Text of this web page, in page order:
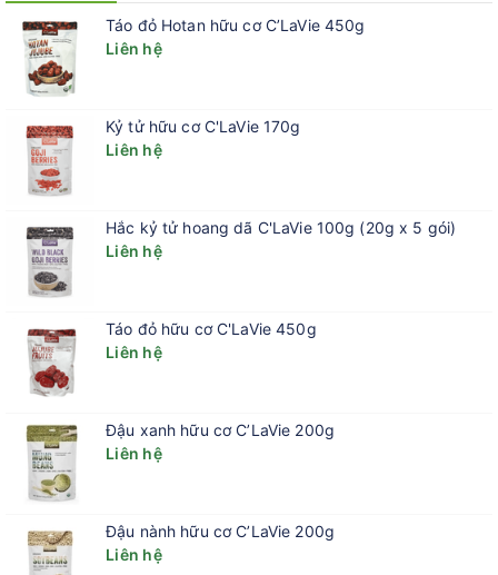
Táo đỏ Hotan hữu cơ C’LaVie 450g
Liên hệ
Kỷ tử hữu cơ C'LaVie 170g
Liên hệ
Hắc kỷ tử hoang dã C'LaVie 100g (20g x 5 gói)
Liên hệ
Táo đỏ hữu cơ C'LaVie 450g
Liên hệ
Đậu xanh hữu cơ C’LaVie 200g
Liên hệ
Đậu nành hữu cơ C’LaVie 200g
Liên hệ